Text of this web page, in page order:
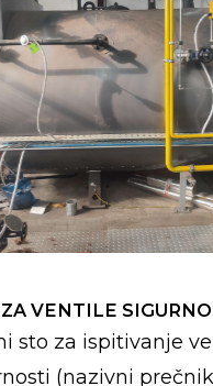
VENTILE
sto za ispitivanje
(nazivni prečnik